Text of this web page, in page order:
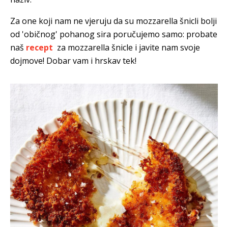
Za one koji nam ne vjeruju da su mozzarella šnicli bolji
od 'običnog' pohanog sira poručujemo samo: probate
naš recept za mozzarella šnicle i javite nam svoje
dojmove! Dobar vam i hrskav tek!